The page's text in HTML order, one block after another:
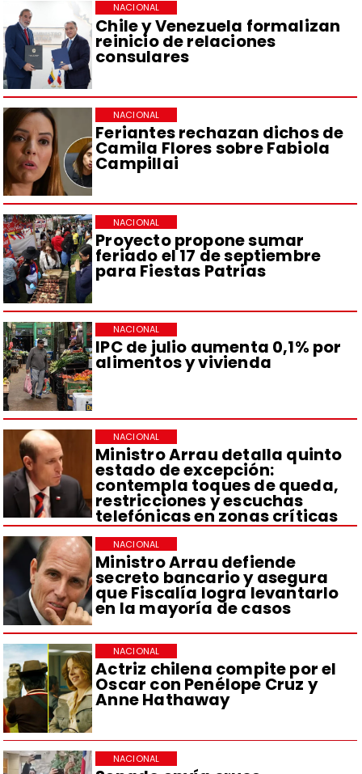
Chile y Venezuela formalizan
reinicio de relaciones
consulares
NACIONAL
Feriantes rechazan dichos de
Camila Flores sobre Fabiola
Campillai
NACIONAL
Proyecto propone sumar
feriado el 17 de septiembre
para Fiestas Patrias
NACIONAL
IPC de julio aumenta 0,1% por
alimentos y vivienda
NACIONAL
Ministro Arrau detalla quinto
estado de excepción:
contempla toques de queda,
restricciones y escuchas
telefónicas en zonas críticas
NACIONAL
Ministro Arrau defiende
secreto bancario y asegura
que Fiscalía logra levantarlo
en la mayoría de casos
NACIONAL
Actriz chilena compite por el
Oscar con Penélope Cruz y
Anne Hathaway
NACIONAL
NACIONAL